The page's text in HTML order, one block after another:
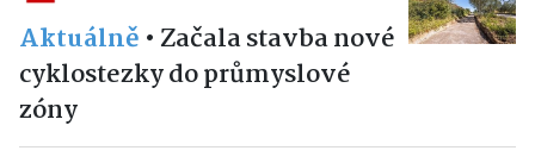
Aktuálně • Začala stavba nové
cyklostezky do průmyslové
zóny